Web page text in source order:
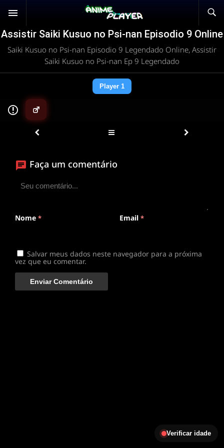
Assistir Saiki Kusuo no Psi-nan Episodio 9 Online
Saiki Kusuo no Psi-nan Episodio 9 Legendado Online, Assistir
Saiki Kusuo no Psi-nan Ep 9 Legendado
Player 1
▶
ANIMEPLAYER
Clique para assistir
Faça um comentário
Nome * Email *
Salvar meus dados neste navegador para a próxima
vez que eu comentar.
Verificar idade